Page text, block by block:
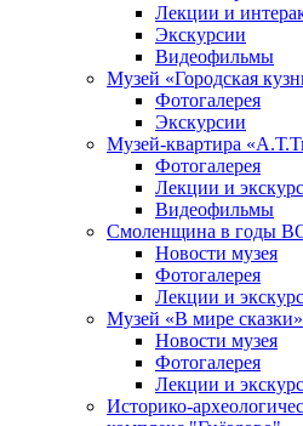
Лекции и
Экскурсии
Видеофильмы
Музей «Городская
Фотогалерея
Экскурсии
Музей-квартира
Фотогалерея
Лекции и
Видеофильмы
Смоленщина в годы
Новости музея
Фотогалерея
Лекции и
Музей «В мире сказки»
Новости музея
Фотогалерея
Лекции и
Историко-